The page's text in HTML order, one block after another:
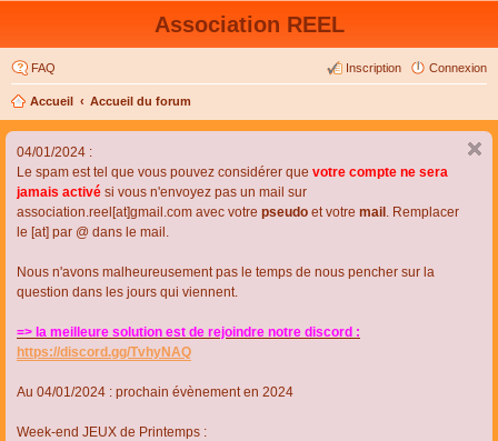
Association REEL
FAQ Connexion
Inscription
Accueil Accueil du forum
04/01/2024 :
Le spam est tel que vous pouvez considérer que votre compte ne sera
jamais activé si vous n'envoyez pas un mail sur
association.reel[at]gmail.com avec votre pseudo et votre mail . Remplacer
le [at] par @ dans le mail.
Nous n'avons malheureusement pas le temps de nous pencher sur la
question dans les jours qui viennent.
=> la meilleure solution est de rejoindre notre discord :
https://discord.gg/TvhyNAQ
Au 04/01/2024 : prochain évènement en 2024
Week-end JEUX de Printemps :